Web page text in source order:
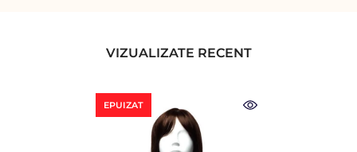
VIZUALIZATE RECENT
EPUIZAT